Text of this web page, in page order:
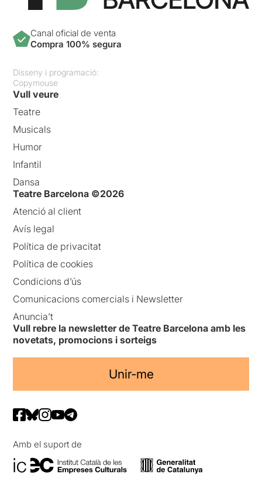
Canal oficial de venta
Compra 100% segura
Disseny i programació:
Copymouse
Vull veure
Teatre
Musicals
Humor
Infantil
Dansa
Teatre Barcelona ©2026
Atenció al client
Avís legal
Política de privacitat
Política de cookies
Condicions d’ús
Comunicacions comercials i Newsletter
Anuncia’t
Vull rebre la newsletter de Teatre Barcelona amb les
novetats, promocions i sorteigs
Unir-me
Amb el suport de